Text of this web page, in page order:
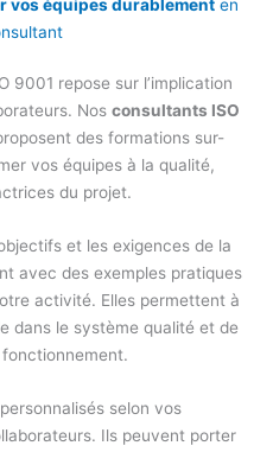
vos équipes durablement en
9001 repose sur l’implication
Nosconsultants ISO
des formations sur-
vos équipes à la qualité,
du projet.
et les exigences de la
avec des exemples pratiques
activité. Elles permettent à
dans le système qualité et de
selon vos
Ils peuvent porter